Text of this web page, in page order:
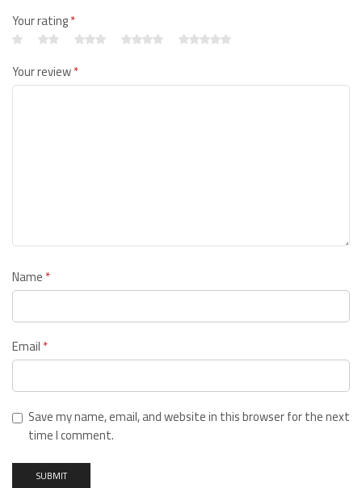
Your rating*
Your review*
Name*
Email*
Save my name, email, and website in this browser for the next
time I comment.